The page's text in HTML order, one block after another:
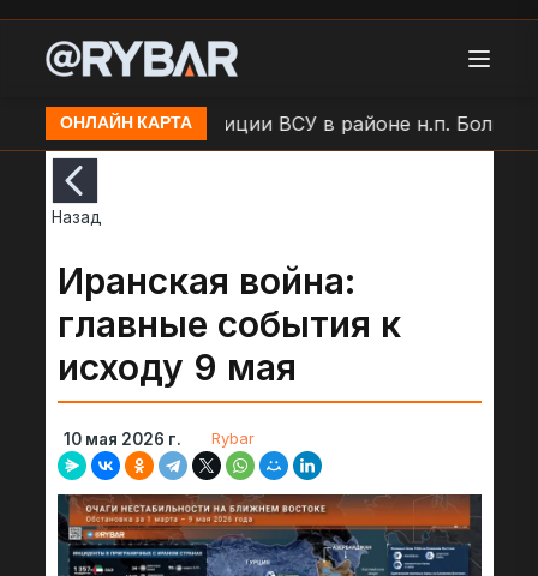
ОНЛАЙН КАРТА
Удар БЛА по позиции ВСУ в районе н.п. Большая
Назад
Иранская война:
главные события к
исходу 9 мая
10 мая 2026 г. Rybar